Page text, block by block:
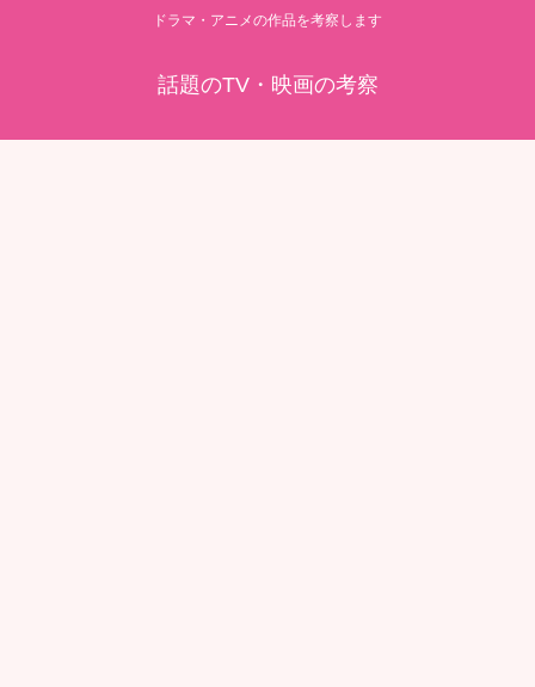
ドラマ・アニメの作品を考察します
話題のTV・映画の考察